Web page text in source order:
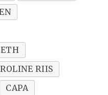
RIIS
CAPA